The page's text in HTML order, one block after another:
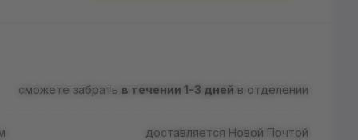
сможете забрать в течении 1-3 дней в отделении
доставляется Новой Почтой